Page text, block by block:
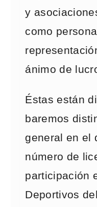
y
como
ánimo de
Éstas están
baremos
general en el
número de
participación
Deportivos